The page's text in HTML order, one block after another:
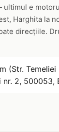
ultimul e
Harghita la
direcțiile.
(Str. Temeliei
nr. 2, 500053,